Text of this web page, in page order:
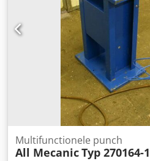
Multifunctionele punch
All MecanicTyp 270164-1